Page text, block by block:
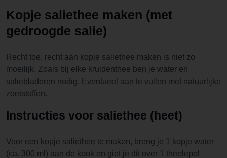
Kopje saliethee maken (met
gedroogde salie)
Recht toe, recht aan kopje saliethee maken is niet zo
moeilijk. Zoals bij elke kruidenthee ben je water en
saliebladeren nodig. Eventueel aan te vullen met natuurlijke
zoetstoffen.
Instructies voor saliethee (heet)
Voor een kopje saliethee te maken, breng je 1 kopje water
(ca. 300 ml) aan de kook en giet je dit over 1 theelepel